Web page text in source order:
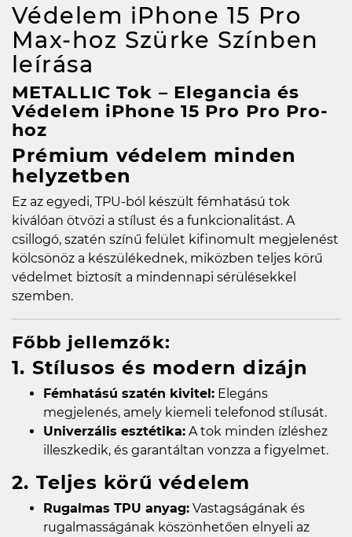
Védelem iPhone 15 Pro
Max-hoz Szürke Színben
leírása
METALLIC Tok – Elegancia és
Védelem iPhone 15 Pro Pro Pro-
hoz
Prémium védelem minden
helyzetben
Ez az egyedi, TPU-ból készült fémhatású tok
kiválóan ötvözi a stílust és a funkcionalitást. A
csillogó, szatén színű felület kifinomult megjelenést
kölcsönöz a készülékednek, miközben teljes körű
védelmet biztosít a mindennapi sérülésekkel
szemben.
Főbb jellemzők:
1. Stílusos és modern dizájn
Fémhatású szatén kivitel: Elegáns
megjelenés, amely kiemeli telefonod stílusát.
Univerzális esztétika: A tok minden ízléshez
illeszkedik, és garantáltan vonzza a figyelmet.
2. Teljes körű védelem
Rugalmas TPU anyag: Vastagságának és
rugalmasságának köszönhetően elnyeli az